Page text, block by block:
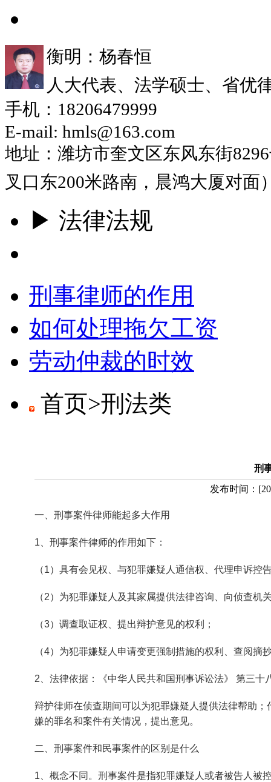
衡明：杨春恒
人大代表、法学硕士、省优
手机：18206479999
E-mail: hmls@163.com
地址：潍坊市奎文区东风东街
叉口东200米路南，晨鸿大厦对面
▶ 法律法规
刑事律师的作用
如何处理拖欠工资
劳动仲裁的时效
首页>刑法类
刑
发布时间： [
一、刑事案件律师能起多大作用
1、刑事案件律师的作用如下：
（1）具有会见权、与犯罪嫌疑人通信权、代理申诉控
（2）为犯罪嫌疑人及其家属提供法律咨询、向侦查
（3）调查取证权、提出辩护意见的权利；
（4）为犯罪嫌疑人申请变更强制措施的权利、查阅摘
2、法律依据：《中华人民共和国刑事诉讼法》 第三十
辩护律师在侦查期间可以为犯罪嫌疑人提供法律帮助
嫌的罪名和案件有关情况，提出意见。
二、刑事案件和民事案件的区别是什么
1、概念不同。刑事案件是指犯罪嫌疑人或者被告人被